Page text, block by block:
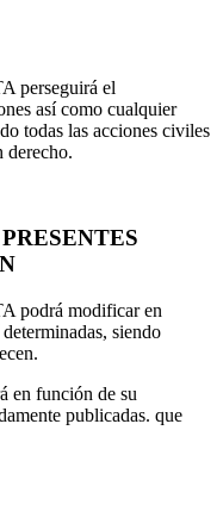
perseguirá el
así como cualquier
todas las acciones civiles
derecho.
podrá modificar en
siendo
en función de su
publicadas. que